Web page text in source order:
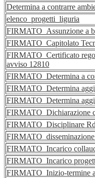
Determina a contrarre
elenco_progetti_liguria
FIRMATO_Assunzione a
FIRMATO_Capitolato
FIRMATO_Certificato
avviso 12810
FIRMATO_Determina a
FIRMATO_Determina
FIRMATO_Determina
FIRMATO_Dichiarazione
FIRMATO_Disciplinare
FIRMATO_Incarico
FIRMATO_Incarico
FIRMATO_Inizio-termine